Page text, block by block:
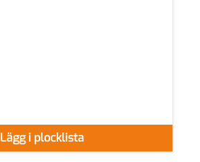
Lägg i plocklista